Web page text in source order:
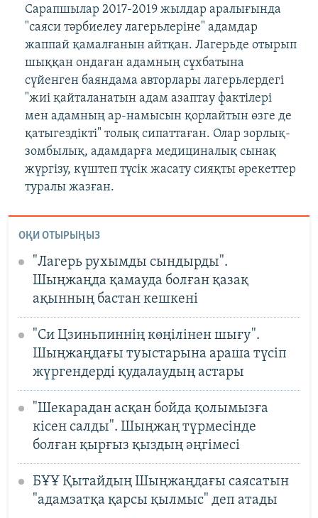
Сарапшылар 2017-2019 жылдар аралығында
"саяси тәрбиелеу лагерьлеріне" адамдар
жаппай қамалғанын айтқан. Лагерьде отырып
шыққан ондаған адамның сұхбатына
сүйенген баяндама авторлары лагерьлердегі
"жиі қайталанатын адам азаптау фактілері
мен адамның ар-намысын қорлайтын өзге де
қатыгездікті" толық сипаттаған. Олар зорлық-
зомбылық, адамдарға медициналық сынақ
жүргізу, күштеп түсік жасату сияқты әрекеттер
туралы жазған.
ОҚИ ОТЫРЫҢЫЗ
"Лагерь рухымды сындырды".
Шыңжаңда қамауда болған қазақ
ақынның бастан кешкені
"Си Цзиньпиннің көңілінен шығу".
Шыңжаңдағы туыстарына араша түсіп
жүргендерді қудалаудың астары
"Шекарадан асқан бойда қолымызға
кісен салды". Шыңжаң түрмесінде
болған қырғыз қыздың әңгімесі
БҰҰ Қытайдың Шыңжаңдағы саясатын
"адамзатқа қарсы қылмыс" деп атады